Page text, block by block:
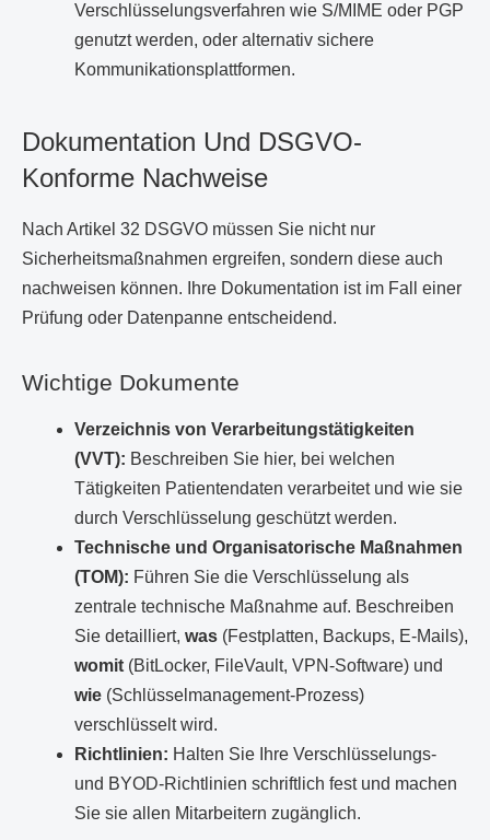
Verschlüsselungsverfahren wie S/MIME oder PGP
genutzt werden, oder alternativ sichere
Kommunikationsplattformen.
Dokumentation Und DSGVO-
Konforme Nachweise
Nach Artikel 32 DSGVO müssen Sie nicht nur
Sicherheitsmaßnahmen ergreifen, sondern diese auch
nachweisen können. Ihre Dokumentation ist im Fall einer
Prüfung oder Datenpanne entscheidend.
Wichtige Dokumente
Verzeichnis von Verarbeitungstätigkeiten
(VVT): Beschreiben Sie hier, bei welchen
Tätigkeiten Patientendaten verarbeitet und wie sie
durch Verschlüsselung geschützt werden.
Technische und Organisatorische Maßnahmen
(TOM): Führen Sie die Verschlüsselung als
zentrale technische Maßnahme auf. Beschreiben
Sie detailliert, was (Festplatten, Backups, E-Mails),
womit (BitLocker, FileVault, VPN-Software) und
wie (Schlüsselmanagement-Prozess)
verschlüsselt wird.
Richtlinien: Halten Sie Ihre Verschlüsselungs-
und BYOD-Richtlinien schriftlich fest und machen
Sie sie allen Mitarbeitern zugänglich.